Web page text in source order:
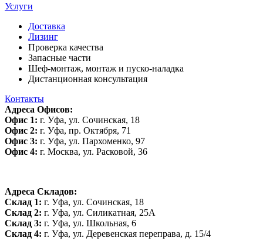
Услуги
Доставка
Лизинг
Проверка качества
Запасные части
Шеф-монтаж, монтаж и пуско-наладка
Дистанционная консультация
Контакты
Адреса Офисов:
Офис 1: г. Уфа, ул. Сочинская, 18
Офис 2: г. Уфа, пр. Октября, 71
Офис 3: г. Уфа, ул. Пархоменко, 97
Офис 4: г. Москва, ул. Расковой, 36
Адреса Складов:
Склад 1: г. Уфа, ул. Сочинская, 18
Склад 2: г. Уфа, ул. Силикатная, 25А
Склад 3: г. Уфа, ул. Школьная, 6
Склад 4: г. Уфа, ул. Деревенская переправа, д. 15/4